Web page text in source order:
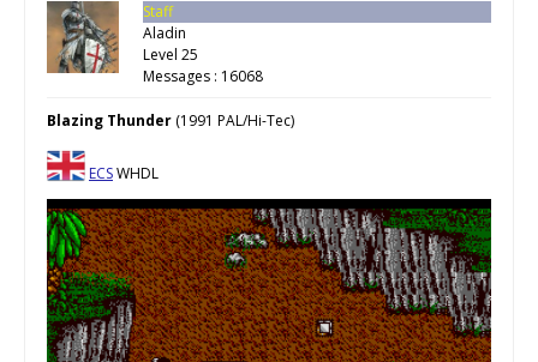
Staff
Aladin
Level 25
Messages : 16068
Blazing Thunder (1991 PAL/Hi-Tec)
ECSWHDL